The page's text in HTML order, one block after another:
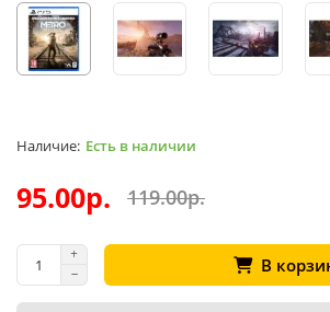
Есть в наличии
95.00р. 119.00р.
В